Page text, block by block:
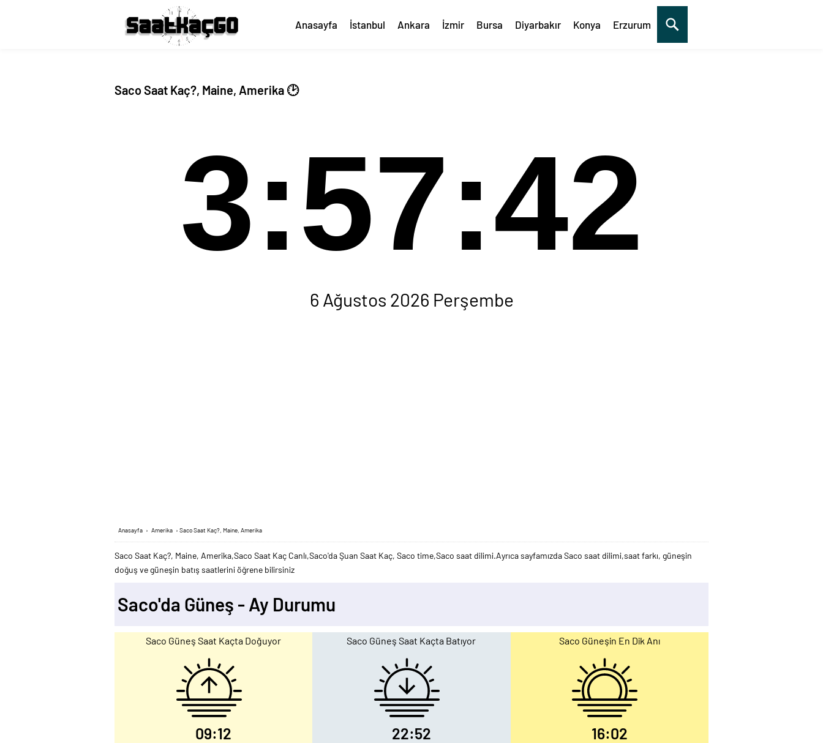
Anasayfa İstanbul Ankara İzmir Bursa Diyarbakır Konya Erzurum
Saco Saat Kaç?, Maine, Amerika 🕑
3:57:43
6 Ağustos 2026 Perşembe
Anasayfa › Amerika › Saco Saat Kaç?, Maine, Amerika
Saco Saat Kaç?, Maine, Amerika,Saco Saat Kaç Canlı,Saco'da Şuan Saat Kaç, Saco time,Saco saat dilimi.Ayrıca sayfamızda Saco saat dilimi,saat farkı, güneşin
doğuş ve güneşin batış saatlerini öğrene bilirsiniz
Saco'da Güneş - Ay Durumu
Saco Güneş Saat Kaçta Doğuyor
09:12
Saco Güneş Saat Kaçta Batıyor
22:52
Saco Güneşin En Dik Anı
16:02